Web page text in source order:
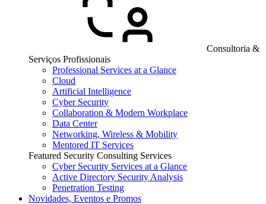
Consultoria &
Serviços Profissionais
Professional Services at a Glance
Cloud
Artificial Intelligence
Cyber Security
Collaboration & Modern Workplace
Data Center
Networking, Wireless & Mobility
Mentored IT Services
Featured Security Consulting Services
Cyber Security Services at a Glance
Active Directory Security Analysis
Penetration Testing
Novidades, Eventos e Promos